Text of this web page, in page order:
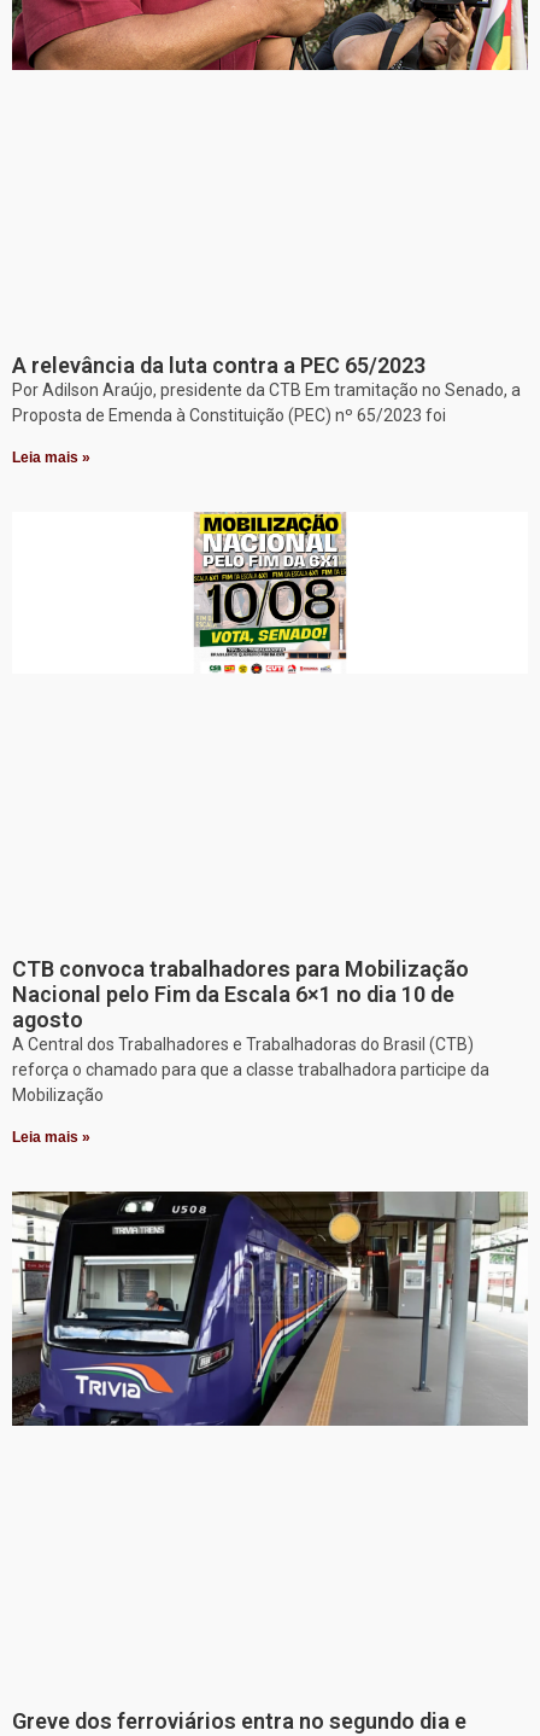
A relevância da luta contra a PEC 65/2023
Por Adilson Araújo, presidente da CTB Em tramitação no Senado, a
Proposta de Emenda à Constituição (PEC) nº 65/2023 foi
Leia mais »
CTB convoca trabalhadores para Mobilização
Nacional pelo Fim da Escala 6×1 no dia 10 de
agosto
A Central dos Trabalhadores e Trabalhadoras do Brasil (CTB)
reforça o chamado para que a classe trabalhadora participe da
Mobilização
Leia mais »
Greve dos ferroviários entra no segundo dia e